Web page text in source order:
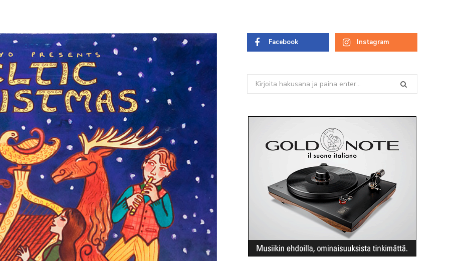
Facebook Instagram
Search
for: